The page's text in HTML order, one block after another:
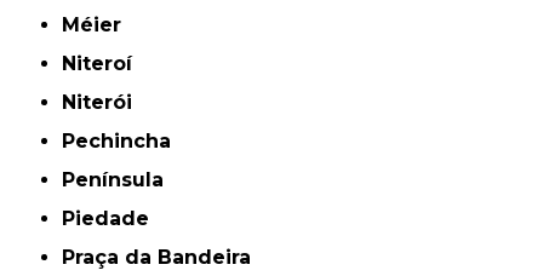
Méier
Niteroí
Niterói
Pechincha
Península
Piedade
Praça da Bandeira